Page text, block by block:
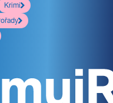
Krimi